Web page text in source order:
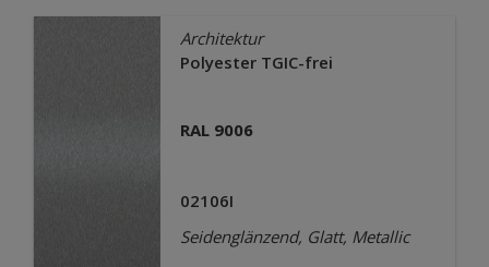
Architektur
Polyester TGIC-frei
RAL 9006
02106I
Seidenglänzend, Glatt, Metallic